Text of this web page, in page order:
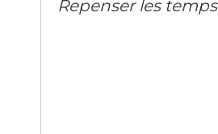
Repenser les temps